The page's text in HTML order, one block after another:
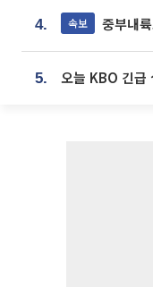
4. 속보 중부내
5. 오늘 KBO 긴급